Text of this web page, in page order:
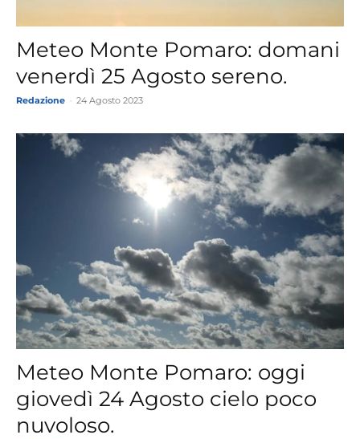
Meteo Monte Pomaro: domani
venerdì 25 Agosto sereno.
Redazione 24 Agosto 2023
Meteo Monte Pomaro: oggi
giovedì 24 Agosto cielo poco
nuvoloso.